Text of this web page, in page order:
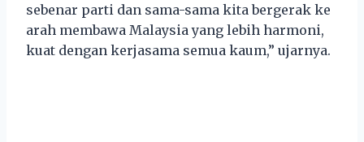
sebenar parti dan sama-sama kita bergerak ke
arah membawa Malaysia yang lebih harmoni,
kuat dengan kerjasama semua kaum,” ujarnya.